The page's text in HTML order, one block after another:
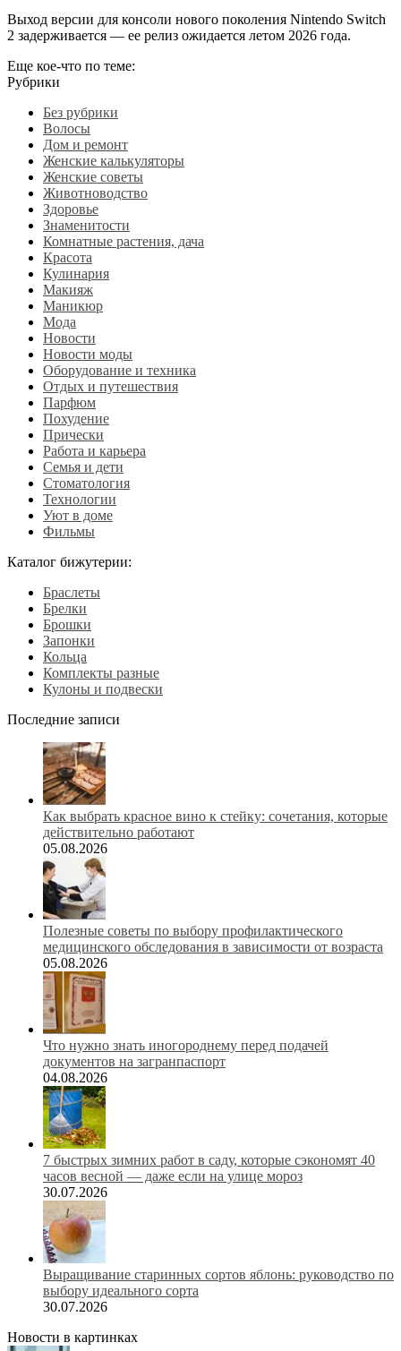
Выход версии для консоли нового поколения Nintendo Switch
2 задерживается — ее релиз ожидается летом 2026 года.
Еще кое-что по теме:
Рубрики
Без рубрики
Волосы
Дом и ремонт
Женские калькуляторы
Женские советы
Животноводство
Здоровье
Знаменитости
Комнатные растения, дача
Красота
Кулинария
Макияж
Маникюр
Мода
Новости
Новости моды
Оборудование и техника
Отдых и путешествия
Парфюм
Похудение
Прически
Работа и карьера
Семья и дети
Стоматология
Технологии
Уют в доме
Фильмы
Каталог бижутерии:
Браслеты
Брелки
Брошки
Запонки
Кольца
Комплекты разные
Кулоны и подвески
Последние записи
Как выбрать красное вино к стейку: сочетания, которые
действительно работают
05.08.2026
Полезные советы по выбору профилактического
медицинского обследования в зависимости от возраста
05.08.2026
Что нужно знать иногороднему перед подачей
документов на загранпаспорт
04.08.2026
7 быстрых зимних работ в саду, которые сэкономят 40
часов весной — даже если на улице мороз
30.07.2026
Выращивание старинных сортов яблонь: руководство по
выбору идеального сорта
30.07.2026
Новости в картинках